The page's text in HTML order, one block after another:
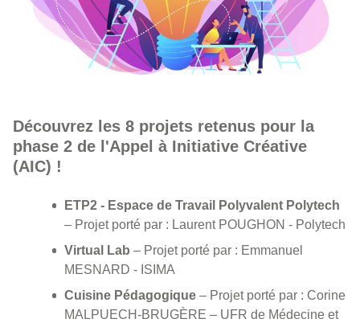
Découvrez les 8 projets retenus pour la
phase 2 de l'Appel à Initiative Créative
(AIC) !
ETP2 - Espace de Travail Polyvalent Polytech
– Projet porté par : Laurent POUGHON - Polytech
Virtual Lab – Projet porté par : Emmanuel
MESNARD - ISIMA
Cuisine Pédagogique – Projet porté par : Corine
MALPUECH-BRUGÈRE – UFR de Médecine et